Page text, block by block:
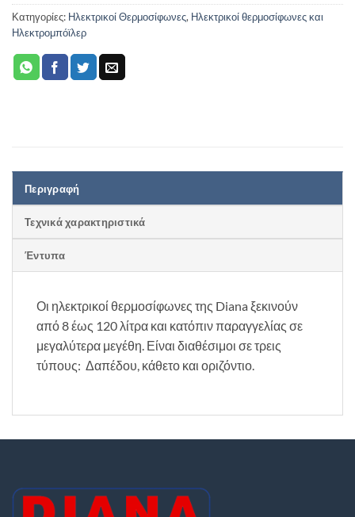
Κατηγορίες: Ηλεκτρικοί Θερμοσίφωνες, Ηλεκτρικοί θερμοσίφωνες και
Ηλεκτρομπόϊλερ
Περιγραφή
Τεχνικά χαρακτηριστικά
Έντυπα
Οι ηλεκτρικοί θερμοσίφωνες της Diana ξεκινούν
από 8 έως 120 λίτρα και κατόπιν παραγγελίας σε
μεγαλύτερα μεγέθη. Είναι διαθέσιμοι σε τρεις
τύπους: Δαπέδου, κάθετο και οριζόντιο.